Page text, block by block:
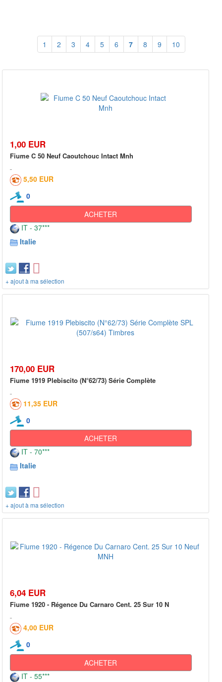
1 2 3 4 5 6 7 8 9 10
1,00 EUR
Fiume C 50 Neuf Caoutchouc Intact Mnh
5,50 EUR
0
ACHETER
IT - 37***
Italie
+ ajout à ma sélection
170,00 EUR
Fiume 1919 Plebiscito (N°62/73) Série Complète
11,35 EUR
0
ACHETER
IT - 70***
Italie
+ ajout à ma sélection
6,04 EUR
Fiume 1920 - Régence Du Carnaro Cent. 25 Sur 10 N
4,00 EUR
0
ACHETER
IT - 55***